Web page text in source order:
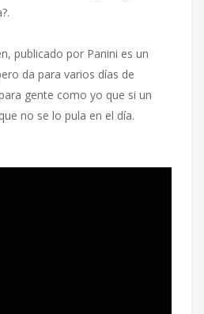
publicado por Panini es un
da para varios días de
gente como yo que si un
no se lo pula en el día.